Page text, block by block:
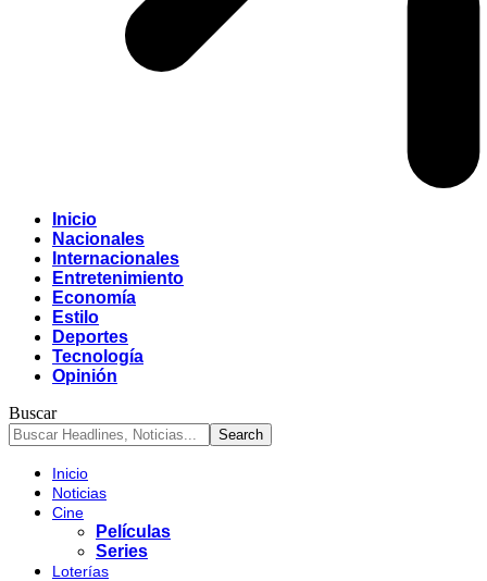
Inicio
Nacionales
Internacionales
Entretenimiento
Economía
Estilo
Deportes
Tecnología
Opinión
Buscar
Inicio
Noticias
Cine
Películas
Series
Loterías